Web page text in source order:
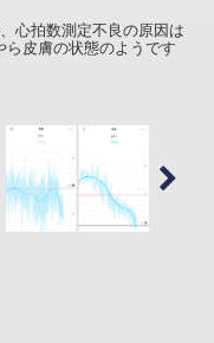
心拍数測定不良の原因は
ら皮膚の状態のようです